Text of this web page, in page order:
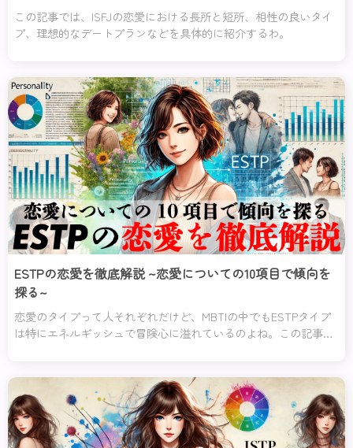
この記事では、ISFJの恋愛における長所と短所、相性の良いタイ
プ、理想的なデートプランなどを具体的に紹介するわ。
ESTPの恋愛を徹底解説 ~恋愛についての10項目で傾向を
探る~
恋愛のタイプって人それぞれだけど、MBTIの中でもESTPタイプ
は特にエネルギッシュで冒険心に溢れているのよね。この記事で